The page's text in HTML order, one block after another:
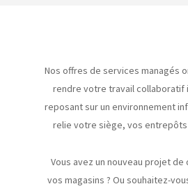
Nos offres de services managés
rendre votre travail collaboratif
reposant sur un environnement
relie votre siège, vos entrepôts
Vous avez un nouveau projet
vos magasins ? Ou souhaitez-